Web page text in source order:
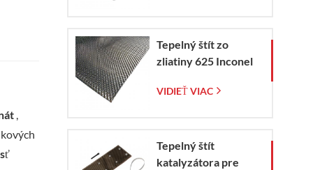
,
Tepelný štít zo
zliatiny 625 Inconel
VIDIEŤ VIAC
Tepelný štít
katalyzátora pre